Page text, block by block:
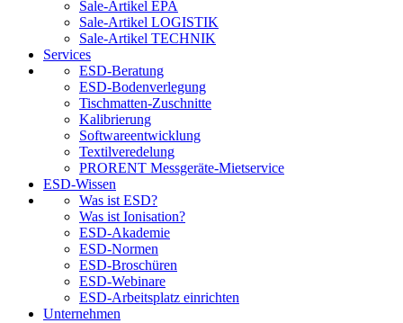
Sale-Artikel EPA
Sale-Artikel LOGISTIK
Sale-Artikel TECHNIK
Services
ESD-Beratung
ESD-Bodenverlegung
Tischmatten-Zuschnitte
Kalibrierung
Softwareentwicklung
Textilveredelung
PRORENT Messgeräte-Mietservice
ESD-Wissen
Was ist ESD?
Was ist Ionisation?
ESD-Akademie
ESD-Normen
ESD-Broschüren
ESD-Webinare
ESD-Arbeitsplatz einrichten
Unternehmen